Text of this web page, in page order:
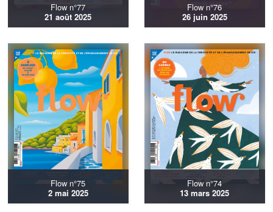
Flow n°77
21 août 2025
Flow n°76
26 juin 2025
Flow n°75
2 mai 2025
Flow n°74
13 mars 2025